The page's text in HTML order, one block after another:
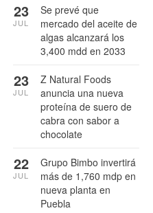
Se prevé que
mercado del aceite de
algas alcanzará los
3,400 mdd en 2033
23
JUL
Z Natural Foods
anuncia una nueva
proteína de suero de
cabra con sabor a
chocolate
23
JUL
Grupo Bimbo invertirá
más de 1,760 mdp en
nueva planta en
Puebla
22
JUL